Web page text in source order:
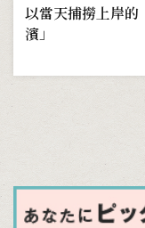
以當天捕撈上岸的
濱」